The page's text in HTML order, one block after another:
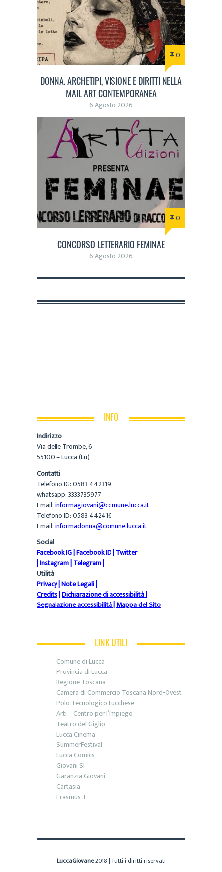
0
DONNA. ARCHETIPI, VISIONE E DIRITTI NELLA
MAIL ART CONTEMPORANEA
6 Agosto 2026
0
CONCORSO LETTERARIO FEMINAE
6 Agosto 2026
INFO
Indirizzo
Via delle Trombe, 6
55100 – Lucca (Lu)
Contatti
Telefono IG: 0583 442319
whatsapp: 3333735977
Email:informagiovani@comune.lucca.it
Telefono ID: 0583 442416
Email:informadonna@comune.lucca.it
Social
Facebook IG|Facebook ID|Twitter
|Instagram|Telegram|
Utilità
Privacy|Note Legali|
Credits|Dichiarazione di accessibilità|
Segnalazione accessibilità|Mappa del Sito
LINK UTILI
Comune di Lucca
Provincia di Lucca
Regione Toscana
Camera di Commercio Toscana Nord-Ovest
Polo Tecnologico Lucchese
Arti – Centro per l’Impiego
Teatro del Giglio
Lucca Cinema
SummerFestival
Lucca Comics
Giovani Sì
Garanzia Giovani
Cartasia
Erasmus +
LuccaGiovane2018 | Tutti i diritti riservati